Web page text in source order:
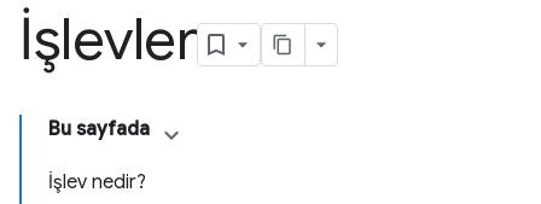
İşlevler
Bu sayfada
İşlev nedir?